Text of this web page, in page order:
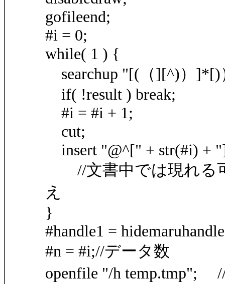
gofileend;
#i = 0;
while( 1 ) {
searchup "[(（][^)）]*[)
if( !result ) break;
#i = #i + 1;
cut;
insert "@^[" + str(#i) +
//文書中では現れる
え
}
#handle1 =
#n = #i;//データ数
openfile "/h temp.tmp";